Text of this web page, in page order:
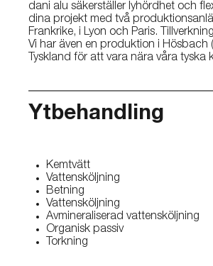
dani alu säkerställer lyhördhet och
dina projekt med två
Frankrike, i Lyon och Paris.
Vi har även en produktion i Hösbach
Tyskland för att vara nära våra tyska
Ytbehandling
Kemtvätt
Vattensköljning
Betning
Vattensköljning
Avmineraliserad vattensköljning
Organisk passiv
Torkning